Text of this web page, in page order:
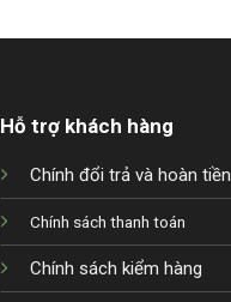
Hỗ trợ khách hàng
Chính đổi trả và hoàn tiền
Chính sách thanh toán
Chính sách kiểm hàng